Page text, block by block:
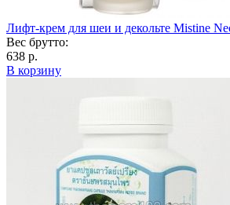
Лифт-крем для шеи и декольте Mistine
Вес брутто:
638 р.
В корзину